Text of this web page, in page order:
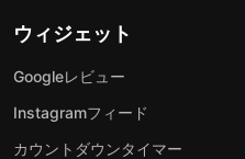
ウィジェット
Googleレビュー
Instagramフィード
カウントダウンタイマー